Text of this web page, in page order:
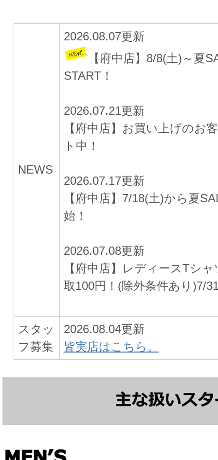
NEWS
2026.08.07更新
【府中店】8/8(土)～
START！
2026.07.21更新
【府中店】お買い上げのお
ト中！
2026.07.17更新
【府中店】7/18(土)から夏
始！
2026.07.08更新
【府中店】レディースTシ
取100円！(除外条件あり)7/
スタッ
フ募集
2026.08.04更新
皆実店はこちら。